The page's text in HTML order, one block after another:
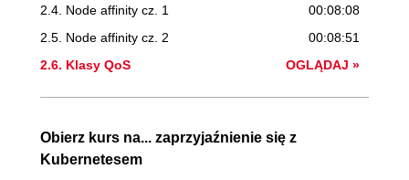
2.4. Node affinity cz. 1
00:08:08
2.5. Node affinity cz. 2
00:08:51
2.6. Klasy QoS
OGLĄDAJ »
3. Konfiguracje sieciowe
3.1. Czym jest Ingress?
Obierz kurs na... zaprzyjaźnienie się z
Kubernetesem